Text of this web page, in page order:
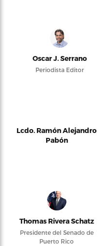
Oscar J. Serrano
Periodista Editor
Lcdo. Ramón Alejandro
Pabón
Thomas Rivera Schatz
Presidente del Senado de
Puerto Rico